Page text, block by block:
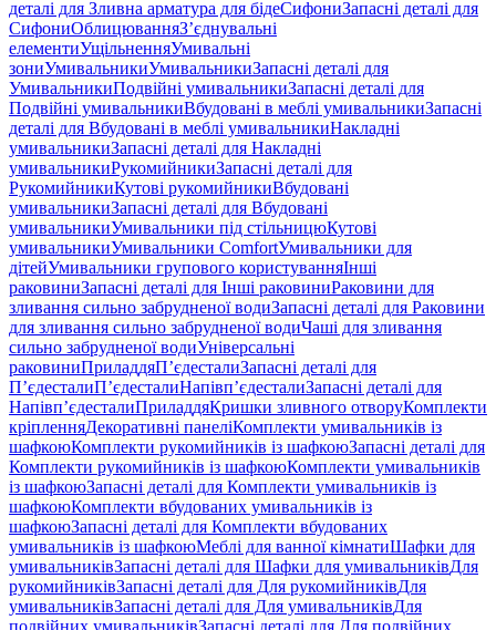
деталі для Зливна арматура для бідеСифониЗапасні деталі для
СифониОблицюванняЗ’єднувальні
елементиУщільненняУмивальні
зониУмивальникиУмивальникиЗапасні деталі для
УмивальникиПодвійні умивальникиЗапасні деталі для
Подвійні умивальникиВбудовані в меблі умивальникиЗапасні
деталі для Вбудовані в меблі умивальникиНакладні
умивальникиЗапасні деталі для Накладні
умивальникиРукомийникиЗапасні деталі для
РукомийникиКутові рукомийникиВбудовані
умивальникиЗапасні деталі для Вбудовані
умивальникиУмивальники під стільницюКутові
умивальникиУмивальники ComfortУмивальники для
дітейУмивальники групового користуванняІнші
раковиниЗапасні деталі для Інші раковиниРаковини для
зливання сильно забрудненої водиЗапасні деталі для Раковини
для зливання сильно забрудненої водиЧаші для зливання
сильно забрудненої водиУніверсальні
раковиниПриладдяП’єдесталиЗапасні деталі для
П’єдесталиП’єдесталиНапівп’єдесталиЗапасні деталі для
Напівп’єдесталиПриладдяКришки зливного отворуКомплекти
кріпленняДекоративні панеліКомплекти умивальників із
шафкоюКомплекти рукомийників із шафкоюЗапасні деталі для
Комплекти рукомийників із шафкоюКомплекти умивальників
із шафкоюЗапасні деталі для Комплекти умивальників із
шафкоюКомплекти вбудованих умивальників із
шафкоюЗапасні деталі для Комплекти вбудованих
умивальників із шафкоюМеблі для ванної кімнатиШафки для
умивальниківЗапасні деталі для Шафки для умивальниківДля
рукомийниківЗапасні деталі для Для рукомийниківДля
умивальниківЗапасні деталі для Для умивальниківДля
подвійних умивальниківЗапасні деталі для Для подвійних